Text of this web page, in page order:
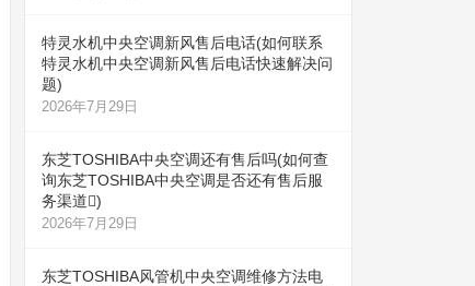
特灵水机中央空调新风售后电话(如何联系
特灵水机中央空调新风售后电话快速解决问
题)
2026年7月29日
东芝TOSHIBA中央空调还有售后吗(如何查
询东芝TOSHIBA中央空调是否还有售后服
务渠道)
2026年7月29日
东芝TOSHIBA风管机中央空调维修方法电